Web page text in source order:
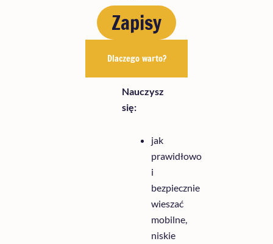
Zapisy
Dlaczego warto?
Nauczysz
się:
jak
prawidłowo
i
bezpiecznie
wieszać
mobilne,
niskie